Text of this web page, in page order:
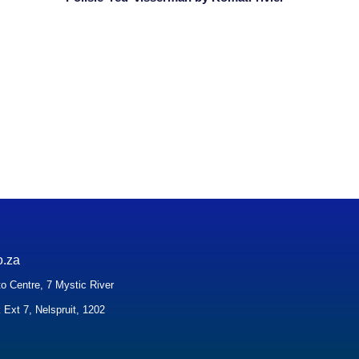
Centre, 7 Mystic River
Ext 7, Nelspruit, 1202